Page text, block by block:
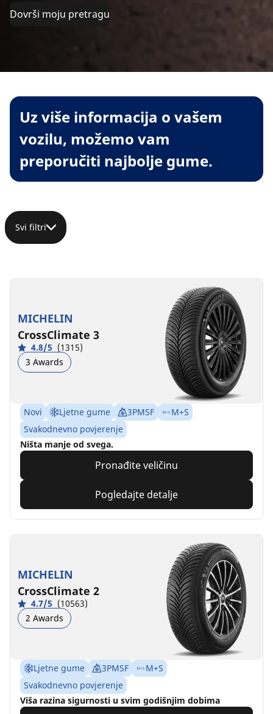
Dovrši moju pretragu
Uz više informacija o vašem
vozilu, možemo vam
preporučiti najbolje gume.
Svi filtri
MICHELIN
CrossClimate 3
4.8/5 (1315)
3 Awards
Novi Ljetne gume 3PMSF
M+S
Svakodnevno povjerenje
Ništa manje od svega.
Pronađite veličinu
Pogledajte detalje
MICHELIN
CrossClimate 2
4.7/5 (10563)
2 Awards
Ljetne gume 3PMSF
M+S
Svakodnevno povjerenje
Viša razina sigurnosti u svim godišnjim dobima